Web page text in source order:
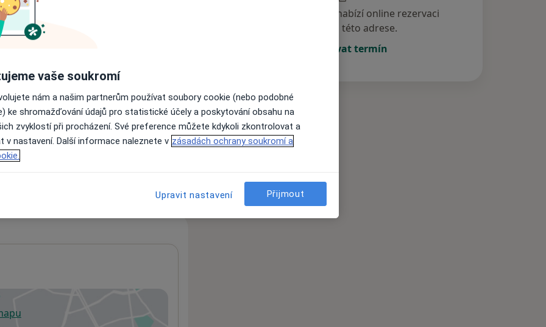
Rezervovat termín
Názory pacientů
nejsou k dispozici
informace o svých službách.
v nové záložce
Tento specialista nenabízí online rezervaci
termínu na této adrese.
Rezervovat termín
vaše soukromí
nám a našim partnerům používat soubory cookie (nebo podobné
ke shromažďování údajů pro statistické účely a poskytování obsahu na
zvyklostí při procházení. Své preference můžete kdykoli zkontrolovat a
v nastavení. Další informace naleznete v zásadách ochrany soukromí a
Upravit nastavení Přijmout